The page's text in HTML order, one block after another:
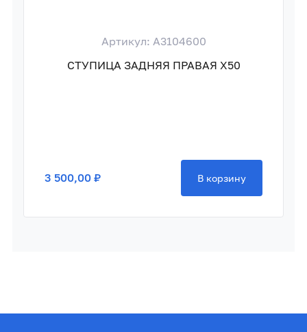
Артикул: A3104600
СТУПИЦА ЗАДНЯЯ ПРАВАЯ X50
3 500,00 ₽ В корзину